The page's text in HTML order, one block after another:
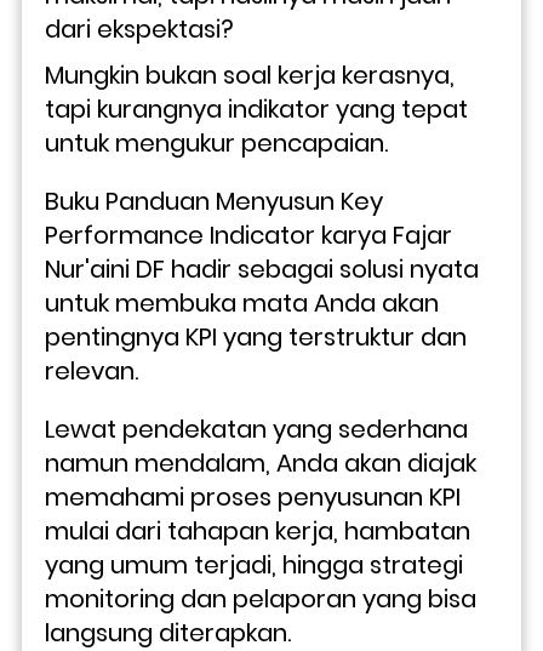
dari ekspektasi?
Mungkin bukan soal kerja kerasnya,
tapi kurangnya indikator yang tepat
untuk mengukur pencapaian.
Buku Panduan Menyusun Key
Performance Indicator karya Fajar
Nur'aini DF hadir sebagai solusi nyata
untuk membuka mata Anda akan
pentingnya KPI yang terstruktur dan
relevan.
Lewat pendekatan yang sederhana
namun mendalam, Anda akan diajak
memahami proses penyusunan KPI
mulai dari tahapan kerja, hambatan
yang umum terjadi, hingga strategi
monitoring dan pelaporan yang bisa
langsung diterapkan.